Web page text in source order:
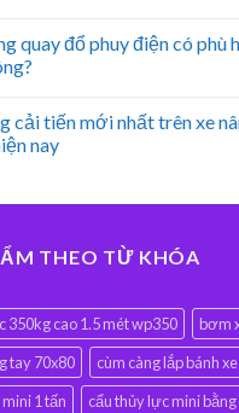
quay đổ phuy điện có phù
cải tiến mới nhất trên xe
nay
THEO TỪ KHÓA
350kg cao 1.5 mét wp350
bơm
tay 70x80
cùm càng lắp bánh
1 tấn
cẩu thủy lực mini bằng